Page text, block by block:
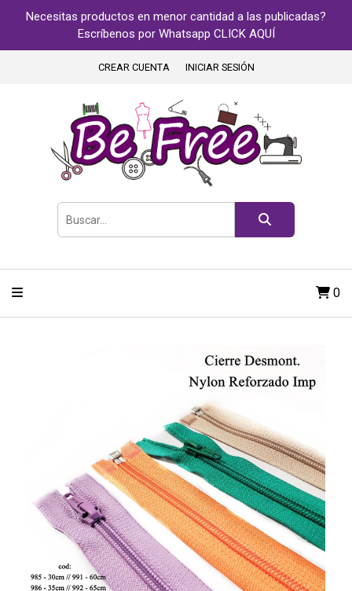
Necesitas productos en menor cantidad a las publicadas?
Escríbenos por Whatsapp CLICK AQUÍ
CREAR CUENTA INICIAR SESIÓN
0